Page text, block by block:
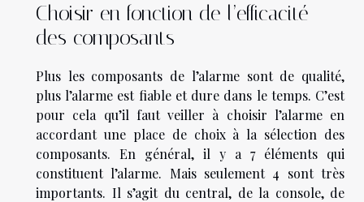
Choisir en fonction de l’efficacité
des composants
Plus les composants de l’alarme sont de qualité,
plus l’alarme est fiable et dure dans le temps. C’est
pour cela qu’il faut veiller à choisir l’alarme en
accordant une place de choix à la sélection des
composants. En général, il y a 7 éléments qui
constituent l’alarme. Mais seulement 4 sont très
importants. Il s’agit du central, de la console, de